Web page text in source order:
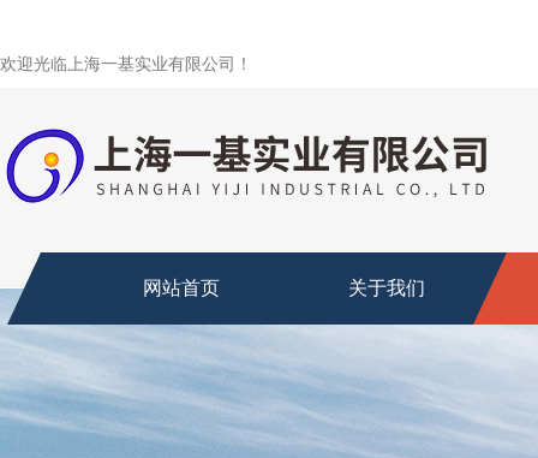
欢迎光临上海一基实业有限公司！
网站首页 关于我们